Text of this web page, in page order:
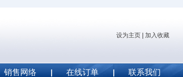
设为主页 加入收藏
销售网络 在线订单 联系我们